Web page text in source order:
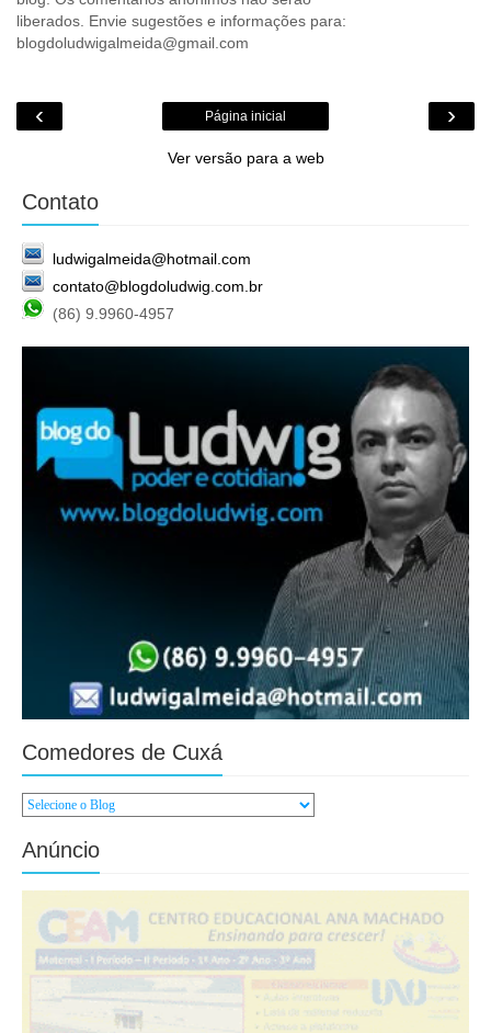
liberados. Envie sugestões e informações para:
blogdoludwigalmeida@gmail.com
‹ ›
Página inicial
Ver versão para a web
Contato
ludwigalmeida@hotmail.com
contato@blogdoludwig.com.br
(86) 9.9960-4957
Comedores de Cuxá
Anúncio